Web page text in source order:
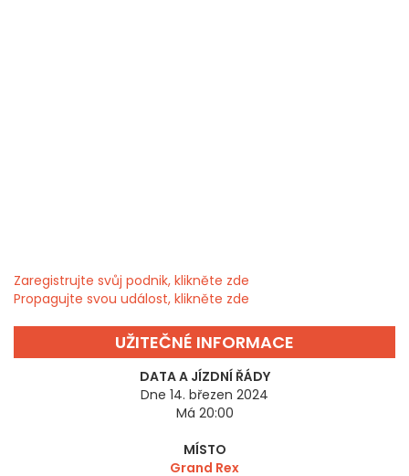
Zaregistrujte svůj podnik, klikněte zde
Propagujte svou událost, klikněte zde
UŽITEČNÉ INFORMACE
DATA A JÍZDNÍ ŘÁDY
Dne 14. březen 2024
Má 20:00
MÍSTO
Grand Rex